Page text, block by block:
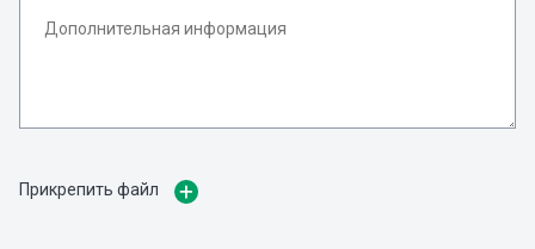
Прикрепить файл